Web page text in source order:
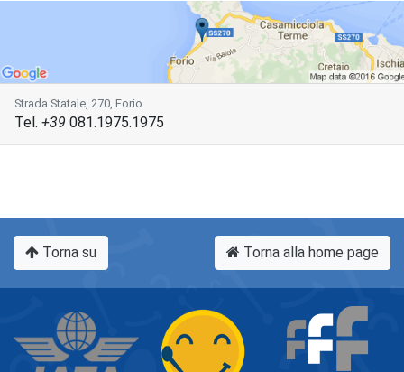
Strada Statale, 270, Forio
Tel. +39 081.1975.1975
Torna su Torna alla home page